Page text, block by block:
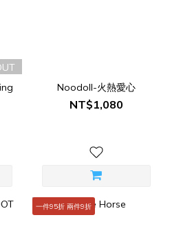
Noodoll-火熱愛心
NT$1,080
一件95折 兩件9折